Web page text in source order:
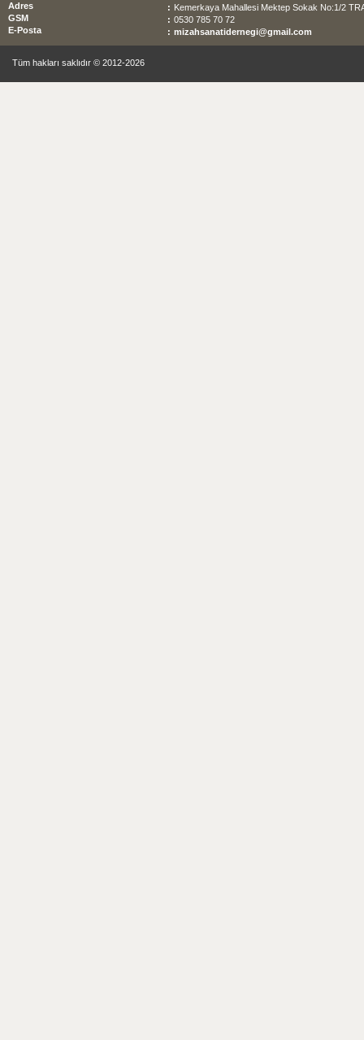
Adres : Kemerkaya Mahallesi Mektep Sokak No:1/2
GSM
: 0530 785 70 72
E-Posta
: mizahsanatidernegi@gmail.com
Tüm hakları saklıdır © 2012-2026